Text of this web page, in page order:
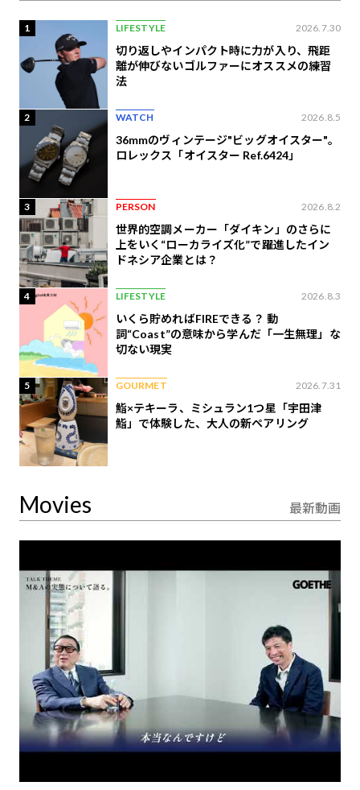
1 LIFESTYLE 2026.7.30
切り返しやインパクト時に力が入り、飛距
離が伸びないゴルファーにオススメの練習
法
2 WATCH 2026.8.5
36mmのヴィンテージ"ビッグオイスター"。
ロレックス「オイスター Ref.6424」
3 PERSON 2026.8.2
世界的空調メーカー「ダイキン」のさらに
上をいく“ローカライズ化”で躍進したイン
ドネシア企業とは？
4 LIFESTYLE 2026.8.3
いくら貯めればFIREできる？ 動
詞“Coast”の意味から学んだ「一生無理」な
切ない現実
5 GOURMET 2026.7.31
鮨×テキーラ、ミシュラン1つ星「宇田津
鮨」で体験した、大人の新ペアリング
Movies 最新動画